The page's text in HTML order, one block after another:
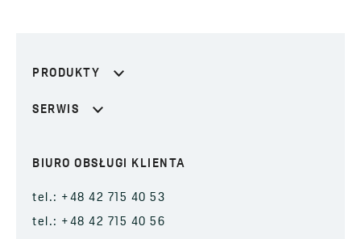
PRODUKTY
SERWIS
BIURO OBSŁUGI KLIENTA
tel.: +48 42 715 40 53
tel.: +48 42 715 40 56